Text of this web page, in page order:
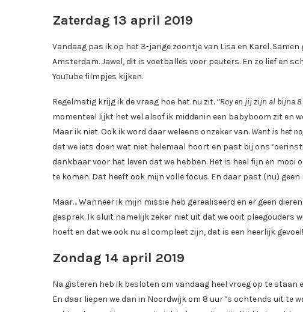
Zaterdag 13 april 2019
Vandaag pas ik op het 3-jarige zoontje van Lisa en Karel.
Amsterdam. Jawel, dit is voetballes voor peuters. En zo lief en
YouTube filmpjes kijken.
Regelmatig krijg ik de vraag hoe het nu zit. ‘’Roy en jij zijn al bijna
momenteel lijkt het wel alsof ik middenin een babyboom zit en
Maar ik niet. Ook ik word daar weleens onzeker van. Want is het
dat we iets doen wat niet helemaal hoort en past bij ons
dankbaar voor het leven dat we hebben. Het is heel fijn en mooi
te komen. Dat heeft ook mijn volle focus. En daar past (nu)
Maar… Wanneer ik mijn missie heb gerealiseerd en er geen
gesprek. Ik sluit namelijk zeker niet uit dat we ooit pleegouders
hoeft en dat we ook nu al compleet zijn, dat is een heerlijk gevoel!
Zondag 14 april 2019
Na gisteren heb ik besloten om vandaag heel vroeg op te
En daar liepen we dan in Noordwijk om 8 uur ’s ochtends uit te